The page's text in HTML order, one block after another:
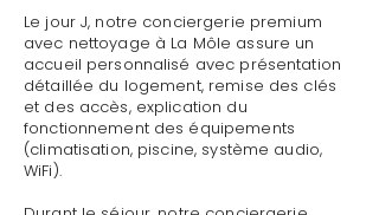
Le jour J, notre conciergerie premium
avec nettoyage à La Môle assure un
accueil personnalisé avec présentation
détaillée du logement, remise des clés
et des accès, explication du
fonctionnement des équipements
(climatisation, piscine, système audio,
WiFi).